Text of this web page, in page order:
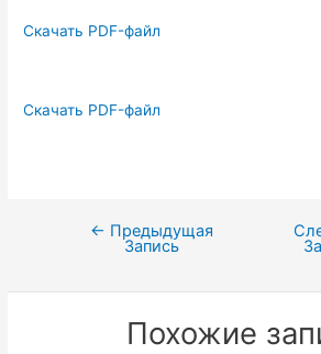
Скачать PDF-файл
Скачать PDF-файл
Навигация
записям
← Предыдущая
Запись
Похожие